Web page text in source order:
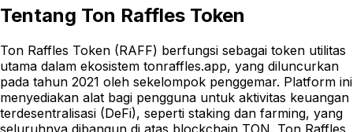
Tentang Ton Raffles Token
Ton Raffles Token (RAFF) berfungsi sebagai token utilitas
utama dalam ekosistem tonraffles.app, yang diluncurkan
pada tahun 2021 oleh sekelompok penggemar. Platform ini
menyediakan alat bagi pengguna untuk aktivitas keuangan
terdesentralisasi (DeFi), seperti staking dan farming, yang
seluruhnya dibangun di atas blockchain TON. Ton Raffles